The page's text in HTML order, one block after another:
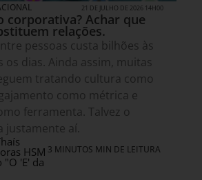
21 DE JULHO DE 2026 14H00
corporativa? Achar que
relações.
pessoas custa bilhões às
os dias. Ainda assim, muitas
tratando cultura como
como métrica e
ferramenta. Talvez o
justamente aí.
HSM
'E' da
3 MINUTOS MIN DE LEITURA